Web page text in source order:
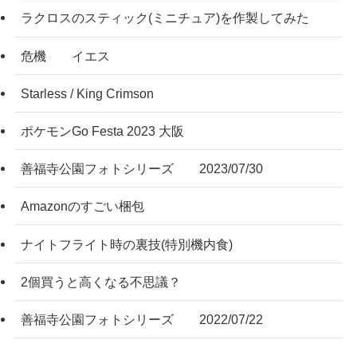
ラクロスのスティック(ミニチュア)を作製してみた
危機 イエス
Starless / King Crimson
ポケモンGo Festa 2023 大阪
善福寺公園フォトシリーズ 2023/07/30
Amazonのすごい梱包
ナイトフライト時の裏技(特別機内食)
2個買うと高くなる不思議？
善福寺公園フォトシリーズ 2022/07/22